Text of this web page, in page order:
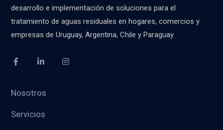
desarrollo e implementación de soluciones para el
tratamiento de aguas residuales en hogares, comercios y
empresas de Uruguay, Argentina, Chile y Paraguay
Nosotros
Servicios